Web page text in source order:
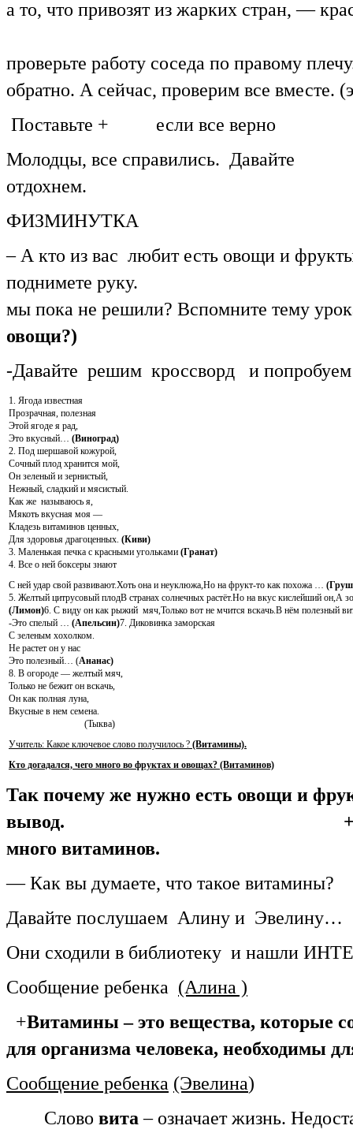
а то, что привозят из жарких стран, —
проверьте работу соседа по правому
обратно. А сейчас, проверим все вместе.
Поставьте + если все верно
Молодцы, все справились. Давайте
ФИЗМИНУТКА
– А кто из вас любит есть овощи и
поднимете руку.
мы пока не решили? Вспомните
овощи?)
-Давайте решим кроссворд и попробуем
1. Ягода известная
Прозрачная, полезная
Этой ягоде я рад,
Это вкусный… (Виноград)
2. Под шершавой кожурой,
Сочный плод хранится мой,
Он зеленый и зернистый,
Нежный, сладкий и мясистый.
Как же называюсь я,
Мякоть вкусная моя —
Кладезь витаминов ценных,
Для здоровья драгоценных. (Киви)
3. Маленькая печка с красными угольками (Гранат)
4. Все о ней боксеры знают
С ней удар свой развивают.Хоть она и неуклюжа,Но на фрукт-то как похожа …
5. Желтый цитрусовый плодВ странах солнечных растёт.Но на вкус кислейший он,А
(Лимон)6. С виду он как рыжий мяч,Только вот не мчится вскачь.В нём полезный
-Это спелый … (Апельсин)7. Диковинка заморская
С зеленым хохолком.
Не растет он у нас
Это полезный… (Ананас)
8. В огороде — желтый мяч,
Только не бежит он вскачь,
Он как полная луна,
Вкусные в нем семена.
(Тыква)
Учитель: Какое ключевое слово получилось ? (Витамины).
Кто догадался, чего много во фруктах и овощах? (Витаминов)
Так почему же нужно есть овощи и
вывод.
много витаминов.
— Как вы думаете, что такое витамины?
Давайте послушаем Алину и Эвелину…
Они сходили в библиотеку и нашли
Сообщение ребенка (Алина )
+Витамины – это вещества, которые
для организма человека, необходимы
Сообщение ребенка (Эвелина)
Слово вита – означает жизнь.